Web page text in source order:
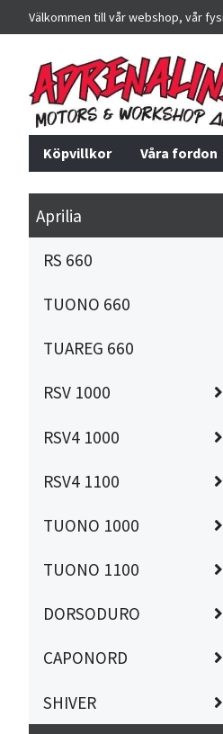
Välkommen till vår webshop, vår
Köpvillkor Våra fordon
Aprilia
RS 660
TUONO 660
TUAREG 660
RSV 1000
RSV4 1000
RSV4 1100
TUONO 1000
TUONO 1100
DORSODURO
CAPONORD
SHIVER